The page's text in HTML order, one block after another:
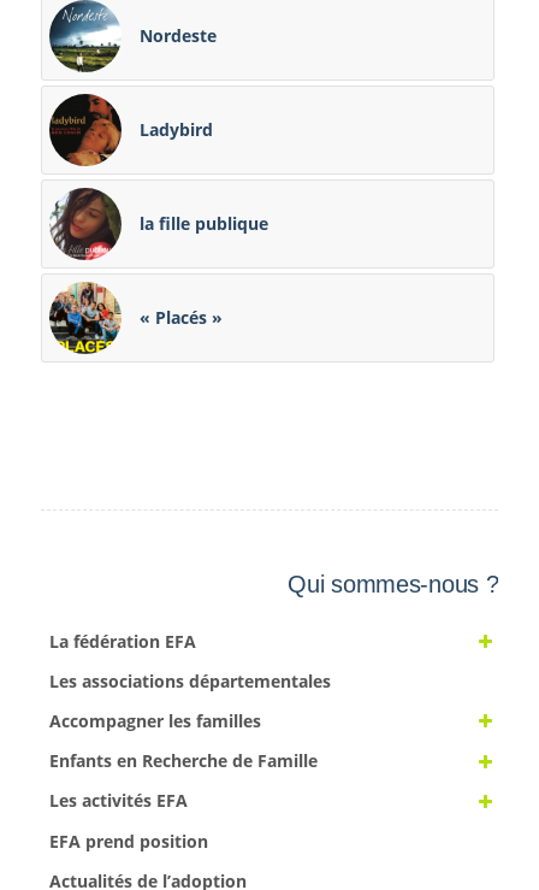
Nordeste
Ladybird
la fille publique
« Placés »
Qui sommes-nous ?
La fédération EFA
Les associations départementales
Accompagner les familles
Enfants en Recherche de Famille
Les activités EFA
EFA prend position
Actualités de l’adoption